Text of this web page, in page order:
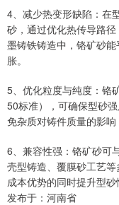
4、减少热变形缺陷：在
砂，通过优化热传导路
墨铸铁铸造中，铬矿砂
胀。
5、优化粒度与纯度：铬
50标准），可确保型砂
免杂质对铸件质量的影响
6、兼容性强：铬矿砂可
壳型铸造、覆膜砂工艺
成本优势的同时提升型
发布于：河南省